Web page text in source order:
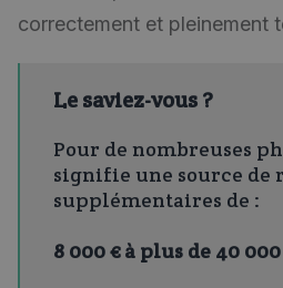
correctement et pleinement
Le saviez-vous ?
Pour de nombreuses
signifie une source de
supplémentaires de :
8 000 € à plus de 40